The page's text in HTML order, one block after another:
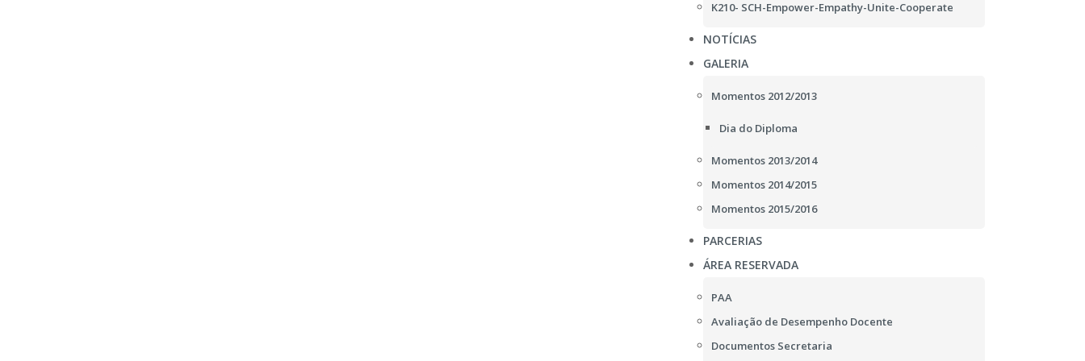
K210- SCH-Empower-Empathy-Unite-Cooperate
NOTÍCIAS
GALERIA
Momentos 2012/2013
Dia do Diploma
Momentos 2013/2014
Momentos 2014/2015
Momentos 2015/2016
PARCERIAS
ÁREA RESERVADA
PAA
Avaliação de Desempenho Docente
Documentos Secretaria